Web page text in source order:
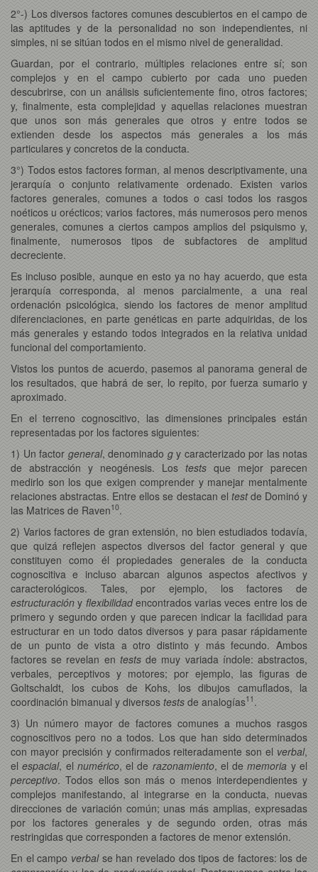
2°-) Los diversos factores comunes descubiertos en el campo de
las aptitudes y de la personalidad no son independientes, ni
simples, ni se sitúan todos en el mismo nivel de generalidad.
Guardan, por el contrario, múltiples relaciones entre sí; son
complejos y en el campo cubierto por cada uno pueden
descubrirse, con un análisis suficientemente fino, otros factores;
y, finalmente, esta complejidad y aquellas relaciones muestran
que unos son más generales que otros y entre todos se
extienden desde los aspectos más generales a los más
particulares y concretos de la conducta.
3°) Todos estos factores forman, al menos descriptivamente, una
jerarquía o conjunto relativamente ordenado. Existen varios
factores generales, comunes a todos o casi todos los rasgos
noéticos u orécticos; varios factores, más numerosos pero menos
generales, comunes a ciertos campos amplios del psiquismo y,
finalmente, numerosos tipos de subfactores de amplitud
decreciente.
Es incluso posible, aunque en esto ya no hay acuerdo, que esta
jerarquía corresponda, al menos parcialmente, a una real
ordenación psicológica, siendo los factores de menor amplitud
diferenciaciones, en parte genéticas en parte adquiridas, de los
más generales y estando todos integrados en la relativa unidad
funcional del comportamiento.
Vistos los puntos de acuerdo, pasemos al panorama general de
los resultados, que habrá de ser, lo repito, por fuerza sumario y
aproximado.
En el terreno cognoscitivo, las dimensiones principales están
representadas por los factores siguientes:
1) Un factor general, denominado gy caracterizado por las notas
de abstracción y neogénesis. Los tests que mejor parecen
medirlo son los que exigen comprender y manejar mentalmente
relaciones abstractas. Entre ellos se destacan el testde Dominó y
las Matrices de Raven10.
2) Varios factores de gran extensión, no bien estudiados todavía,
que quizá reflejen aspectos diversos del factor general y que
constituyen como él propiedades generales de la conducta
cognoscitiva e incluso abarcan algunos aspectos afectivos y
caracterológicos. Tales, por ejemplo, los factores de
estructuración y flexibilidadencontrados varias veces entre los de
primero y segundo orden y que parecen indicar la facilidad para
estructurar en un todo datos diversos y para pasar rápidamente
de un punto de vista a otro distinto y más fecundo. Ambos
factores se revelan en testsde muy variada índole: abstractos,
verbales, perceptivos y motores; por ejemplo, las figuras de
Goltschaldt, los cubos de Kohs, los dibujos camuflados, la
coordinación bimanual y diversos tests de analogías11 .
3) Un número mayor de factores comunes a muchos rasgos
cognoscitivos pero no a todos. Los que han sido determinados
con mayor precisión y confirmados reiteradamente son el verbal,
elespacial, el numérico, el de razonamiento, el dememoria y el
perceptivo. Todos ellos son más o menos interdependientes y
complejos manifestando, al integrarse en la conducta, nuevas
direcciones de variación común; unas más amplias, expresadas
por los factores generales y de segundo orden, otras más
restringidas que corresponden a factores de menor extensión.
En el campo verbalse han revelado dos tipos de factores: los de